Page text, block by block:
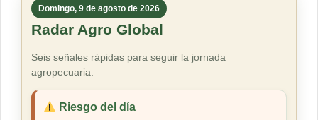
Domingo, 9 de agosto de 2026
Radar Agro Global
Seis señales rápidas para seguir la jornada
agropecuaria.
Riesgo del día